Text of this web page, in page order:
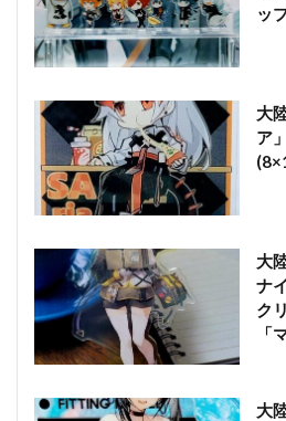
ッ
大
ア
大
ナ
ク
「
大